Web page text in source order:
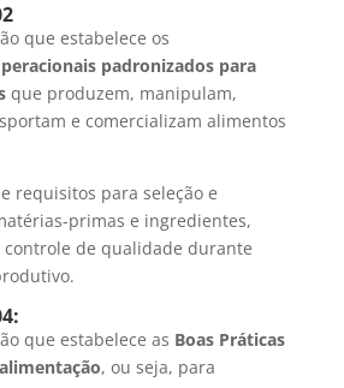
que estabelece os
padronizados para
que produzem, manipulam,
e comercializam alimentos
requisitos para seleção e
primas e ingredientes,
controle de qualidade durante
que estabelece as Boas Práticas
, ou seja, para